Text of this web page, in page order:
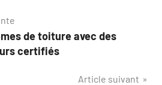
de toiture avec des
certifiés
Article suivant